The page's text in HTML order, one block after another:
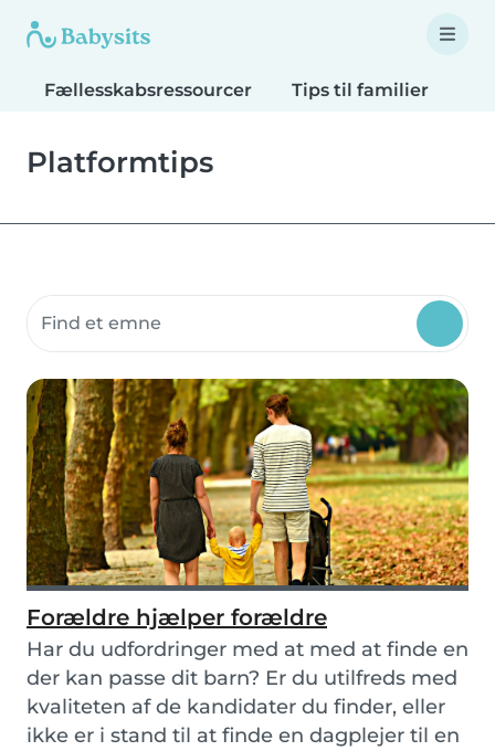
Fællesskabsressourcer Tips til familier
Platformtips
Søg fællesskabsressourcer
Forældre hjælper forældre
Har du udfordringer med at med at finde en
der kan passe dit barn? Er du utilfreds med
kvaliteten af de kandidater du finder, eller
ikke er i stand til at finde en dagplejer til en